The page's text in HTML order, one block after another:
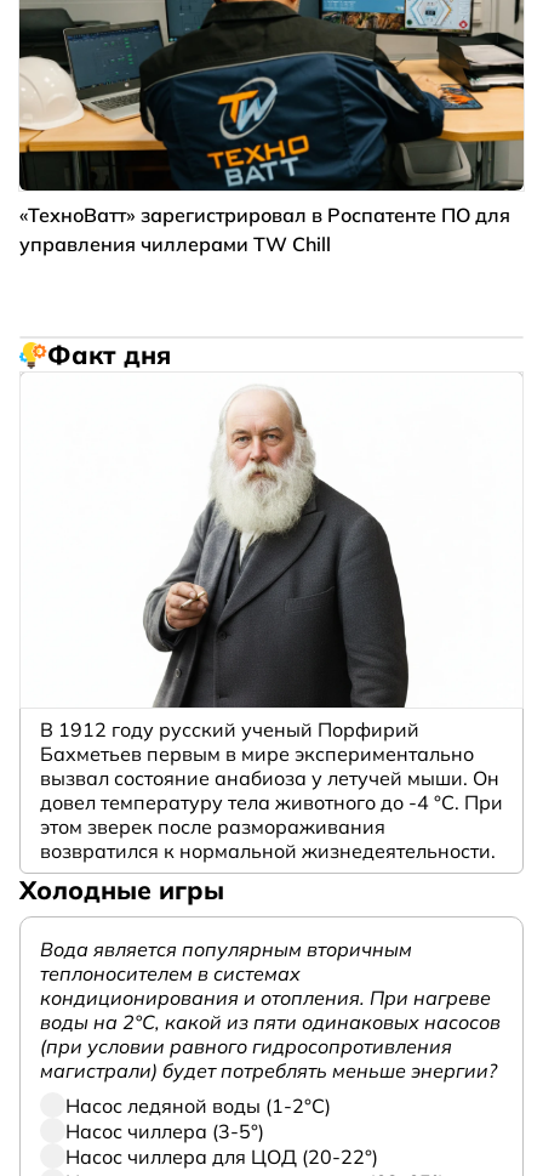
«ТехноВатт» зарегистрировал в Роспатенте ПО для
управления чиллерами TW Chill
Факт дня
В 1912 году русский ученый Порфирий
Бахметьев первым в мире экспериментально
вызвал состояние анабиоза у летучей мыши. Он
довел температуру тела животного до -4 °C. При
этом зверек после размораживания
возвратился к нормальной жизнедеятельности.
Холодные игры
Вода является популярным вторичным
теплоносителем в системах
кондиционирования и отопления. При нагреве
воды на 2°С, какой из пяти одинаковых насосов
(при условии равного гидросопротивления
магистрали) будет потреблять меньше энергии?
Насос ледяной воды (1-2°С)
Насос чиллера (3-5°)
Насос чиллера для ЦОД (20-22°)